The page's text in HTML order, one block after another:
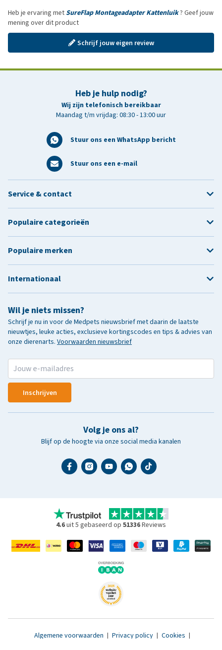
Heb je ervaring met SureFlap Montageadapter Kattenluik? Geef jouw
mening over dit product
Schrijf jouw eigen review
Heb je hulp nodig?
Wij zijn telefonisch bereikbaar
Maandag t/m vrijdag: 08:30 - 13:00 uur
Stuur ons een WhatsApp bericht
Stuur ons een e-mail
Wil je niets missen?
Schrijf je nu in voor de Medpets nieuwsbrief met daarin de laatste
nieuwtjes, leuke acties, exclusieve kortingscodes en tips & advies van
onze dierenarts. Voorwaarden nieuwsbrief
Inschrijven
Volg je ons al?
Blijf op de hoogte via onze social media kanalen
Service & contact
Populaire categorieën
Populaire merken
Internationaal
4.6uit 5 gebaseerd op 51336Reviews
Algemene voorwaarden | Privacy policy | Cookies |